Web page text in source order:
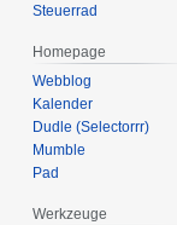
Steuerrad
Homepage
Webblog
Kalender
Dudle (Selectorrr)
Mumble
Pad
Werkzeuge